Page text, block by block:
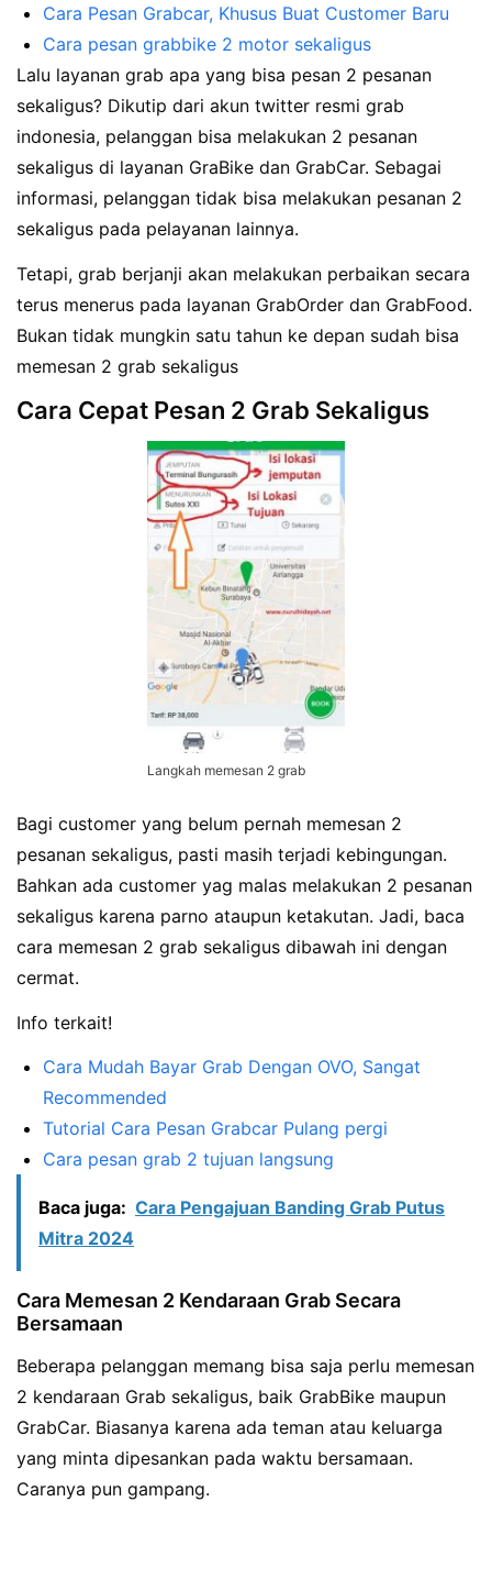
Cara Pesan Grabcar, Khusus Buat Customer Baru
Cara pesan grabbike 2 motor sekaligus
Lalu layanan grab apa yang bisa pesan 2 pesanan
sekaligus? Dikutip dari akun twitter resmi grab
indonesia, pelanggan bisa melakukan 2 pesanan
sekaligus di layanan GraBike dan GrabCar. Sebagai
informasi, pelanggan tidak bisa melakukan pesanan 2
sekaligus pada pelayanan lainnya.
Tetapi, grab berjanji akan melakukan perbaikan secara
terus menerus pada layanan GrabOrder dan GrabFood.
Bukan tidak mungkin satu tahun ke depan sudah bisa
memesan 2 grab sekaligus
Cara Cepat Pesan 2 Grab Sekaligus
Langkah memesan 2 grab
Bagi customer yang belum pernah memesan 2
pesanan sekaligus, pasti masih terjadi kebingungan.
Bahkan ada customer yag malas melakukan 2 pesanan
sekaligus karena parno ataupun ketakutan. Jadi, baca
cara memesan 2 grab sekaligus dibawah ini dengan
cermat.
Info terkait!
Cara Mudah Bayar Grab Dengan OVO, Sangat
Recommended
Tutorial Cara Pesan Grabcar Pulang pergi
Cara pesan grab 2 tujuan langsung
Baca juga: Cara Pengajuan Banding Grab Putus
Mitra 2024
Cara Memesan 2 Kendaraan Grab Secara
Bersamaan
Beberapa pelanggan memang bisa saja perlu memesan
2 kendaraan Grab sekaligus, baik GrabBike maupun
GrabCar. Biasanya karena ada teman atau keluarga
yang minta dipesankan pada waktu bersamaan.
Caranya pun gampang.